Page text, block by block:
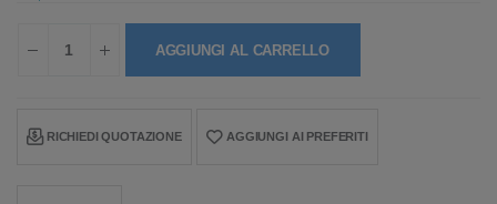
AGGIUNGI AL CARRELLO
RICHIEDI QUOTAZIONE AGGIUNGI AI PREFERITI